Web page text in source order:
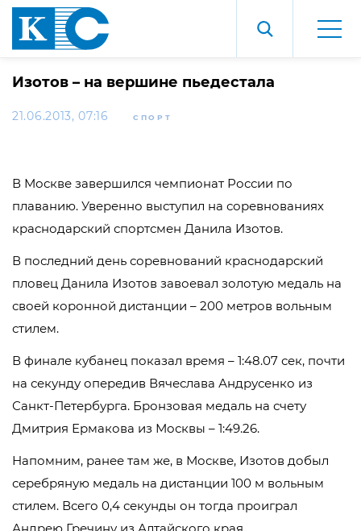
Изотов – на вершине пьедестала
21.06.2013, 07:16 СПОРТ
В Москве завершился чемпионат России по
плаванию. Уверенно выступил на соревнованиях
краснодарский спортсмен Данила Изотов.
В последний день соревнований краснодарский
пловец Данила Изотов завоевал золотую медаль на
своей коронной дистанции – 200 метров вольным
стилем.
В финале кубанец показал время – 1:48.07 сек, почти
на секунду опередив Вячеслава Андрусенко из
Санкт-Петербурга. Бронзовая медаль на счету
Дмитрия Ермакова из Москвы – 1:49.26.
Напомним, ранее там же, в Москве, Изотов добыл
серебряную медаль на дистанции 100 м вольным
стилем. Всего 0,4 секунды он тогда проиграл